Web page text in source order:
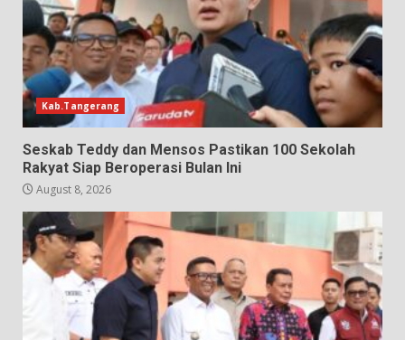
Kab.Tangerang
Seskab Teddy dan Mensos Pastikan 100 Sekolah
Rakyat Siap Beroperasi Bulan Ini
August 8, 2026